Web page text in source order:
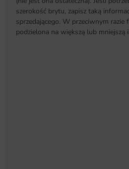
szerokość brytu, zapisz taką
sprzedającego. W przeciwnym
podzielona na większą lub mniejszą